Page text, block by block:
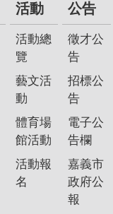
活動
活動總
覽
藝文活
動
體育場
館活動
活動報
名
公告
徵才公
告
招標公
告
電子公
告欄
嘉義市
政府公
報